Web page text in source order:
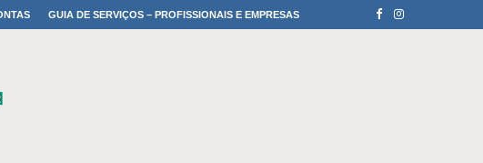
GUIA DE SERVIÇOS – PROFISSIONAIS E EMPRESAS